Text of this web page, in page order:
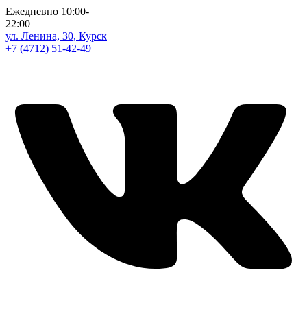
Ежедневно 10:00-
22:00
ул. Ленина, 30, Курск
+7 (4712) 51-42-49